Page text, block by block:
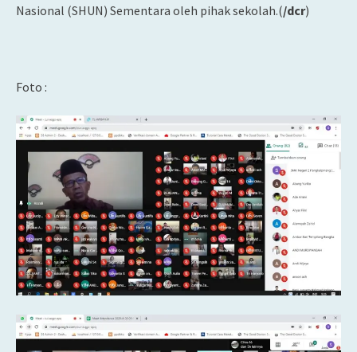
Nasional (SHUN) Sementara oleh pihak sekolah.(/dcr)
Foto :